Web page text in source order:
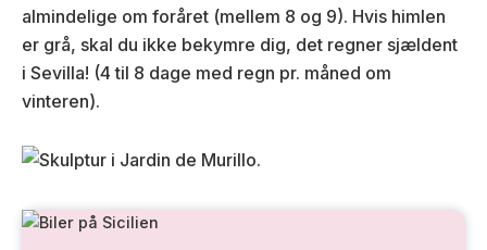
almindelige om foråret (mellem 8 og 9). Hvis himlen
er grå, skal du ikke bekymre dig, det regner sjældent
i Sevilla! (4 til 8 dage med regn pr. måned om
vinteren).